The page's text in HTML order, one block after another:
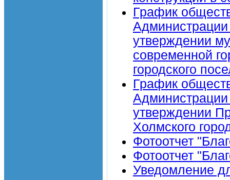
График
утверждении
современной
городского
График
утверждении
Холмского
Фотоотчет
Фотоотчет
Уведомление